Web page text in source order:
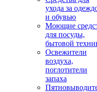
ухода за
и обувью
Моющие
для посуды,
бытовой
Освежители
воздуха,
поглотители
запаха